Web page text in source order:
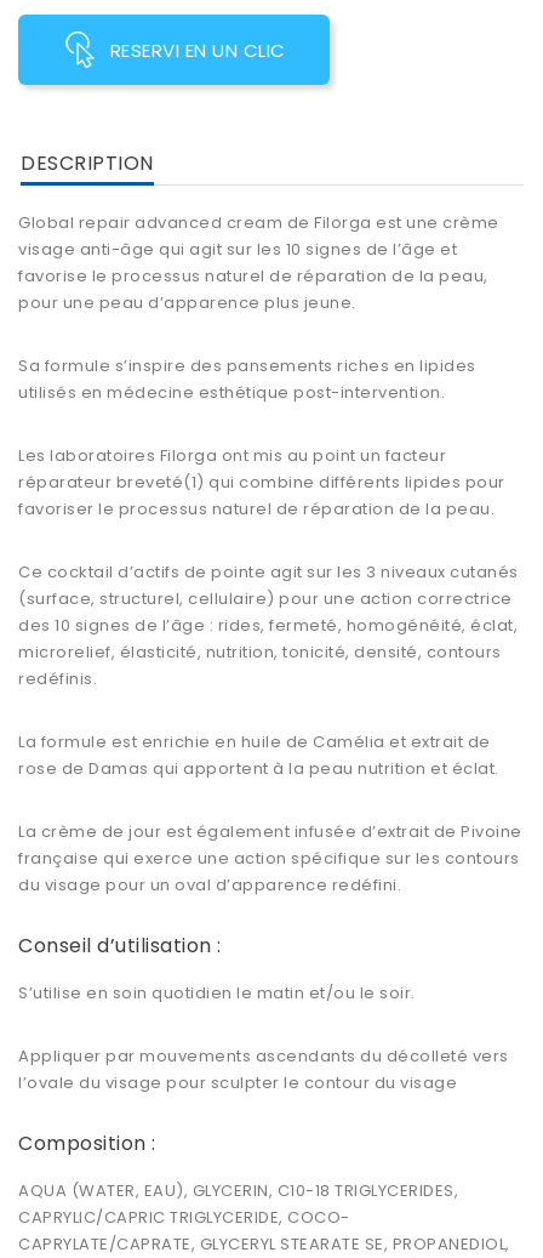
RESERVI EN UN CLIC
DESCRIPTION
Global repair advanced cream de Filorga est une crème
visage anti-âge qui agit sur les 10 signes de l’âge et
favorise le processus naturel de réparation de la peau,
pour une peau d’apparence plus jeune.
Sa formule s’inspire des pansements riches en lipides
utilisés en médecine esthétique post-intervention.
Les laboratoires Filorga ont mis au point un facteur
réparateur breveté(1) qui combine différents lipides pour
favoriser le processus naturel de réparation de la peau.
Ce cocktail d’actifs de pointe agit sur les 3 niveaux cutanés
(surface, structurel, cellulaire) pour une action correctrice
des 10 signes de l’âge : rides, fermeté, homogénéité, éclat,
microrelief, élasticité, nutrition, tonicité, densité, contours
redéfinis.
La formule est enrichie en huile de Camélia et extrait de
rose de Damas qui apportent à la peau nutrition et éclat.
La crème de jour est également infusée d’extrait de Pivoine
française qui exerce une action spécifique sur les contours
du visage pour un oval d’apparence redéfini.
Conseil d’utilisation :
S’utilise en soin quotidien le matin et/ou le soir.
Appliquer par mouvements ascendants du décolleté vers
l’ovale du visage pour sculpter le contour du visage
Composition :
AQUA (WATER, EAU), GLYCERIN, C10-18 TRIGLYCERIDES,
CAPRYLIC/CAPRIC TRIGLYCERIDE, COCO-
CAPRYLATE/CAPRATE, GLYCERYL STEARATE SE, PROPANEDIOL,